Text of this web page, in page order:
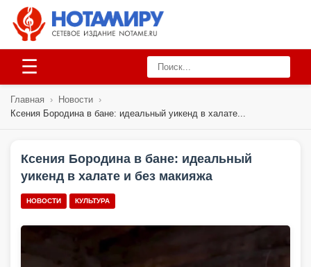
☰
Главная › Новости ›
Ксения Бородина в бане: идеальный уикенд в халате...
Ксения Бородина в бане: идеальный
уикенд в халате и без макияжа
НОВОСТИ КУЛЬТУРА